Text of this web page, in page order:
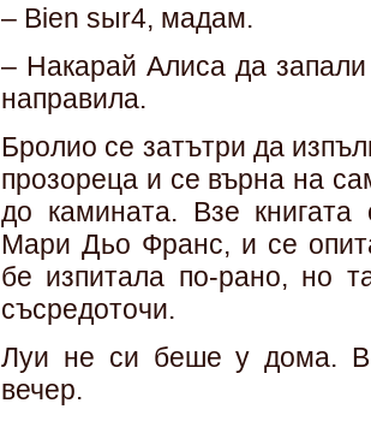
– Bien sыr4, мадам.
– Накарай Алиса да
направила.
Бролио се затътри да
прозореца и се върна на
до камината. Взе книгата
Мари Дьо Франс, и се
бе изпитала по-рано, но
съсредоточи.
Луи не си беше у дома.
вечер.